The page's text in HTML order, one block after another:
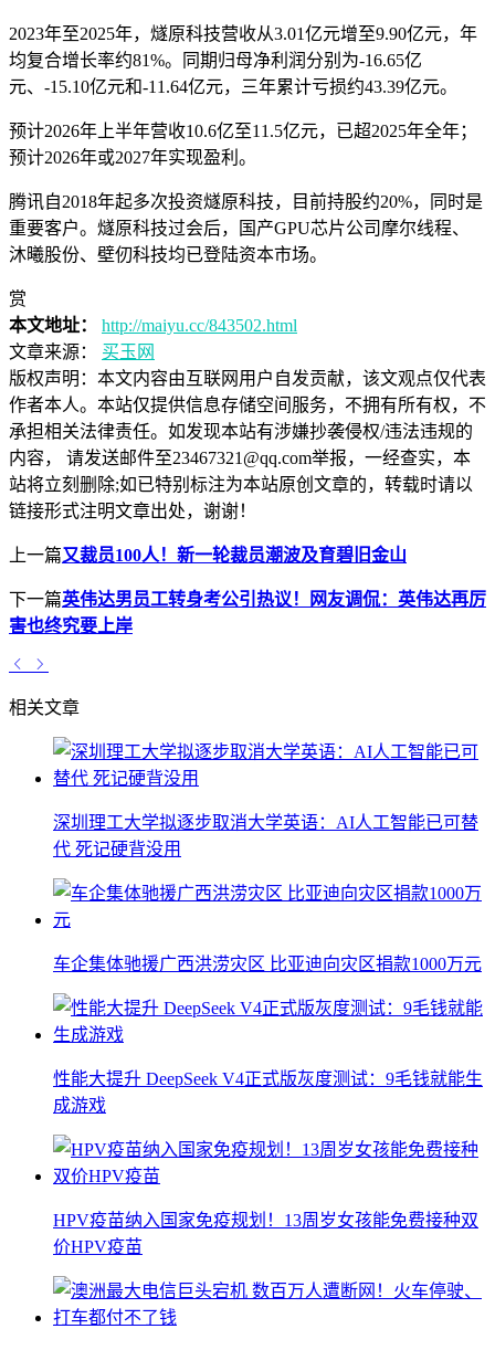
2023年至2025年，燧原科技营收从3.01亿元增至9.90亿元，年
均复合增长率约81%。同期归母净利润分别为-16.65亿
元、-15.10亿元和-11.64亿元，三年累计亏损约43.39亿元。
预计2026年上半年营收10.6亿至11.5亿元，已超2025年全年；
预计2026年或2027年实现盈利。
腾讯自2018年起多次投资燧原科技，目前持股约20%，同时是
重要客户。燧原科技过会后，国产GPU芯片公司摩尔线程、
沐曦股份、壁仞科技均已登陆资本市场。
赏
本文地址：
http://maiyu.cc/843502.html
文章来源：
买玉网
版权声明： 本文内容由互联网用户自发贡献，该文观点仅代表
作者本人。本站仅提供信息存储空间服务，不拥有所有权，不
承担相关法律责任。如发现本站有涉嫌抄袭侵权/违法违规的
内容， 请发送邮件至23467321@qq.com举报，一经查实，本
站将立刻删除;如已特别标注为本站原创文章的，转载时请以
链接形式注明文章出处，谢谢！
上一篇又裁员100人！新一轮裁员潮波及育碧旧金山
下一篇英伟达男员工转身考公引热议！网友调侃：英伟达再厉
害也终究要上岸
相关文章
深圳理工大学拟逐步取消大学英语：AI人工智能已可替
代 死记硬背没用
车企集体驰援广西洪涝灾区 比亚迪向灾区捐款1000万元
性能大提升 DeepSeek V4正式版灰度测试：9毛钱就能生
成游戏
HPV疫苗纳入国家免疫规划！13周岁女孩能免费接种双
价HPV疫苗